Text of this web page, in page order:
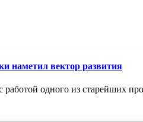
наметил вектор развития
работой одного из старейших